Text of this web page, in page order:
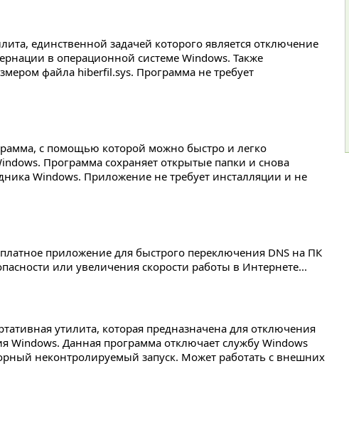
единственной задачей которого является отключение
в операционной системе Windows. Также
файла hiberfil.sys. Программа не требует
с помощью которой можно быстро и легко
Программа сохраняет открытые папки и снова
Windows. Приложение не требует инсталляции и не
приложение для быстрого переключения DNS на ПК
или увеличения скорости работы в Интернете...
утилита, которая предназначена для отключения
Windows. Данная программа отключает службу Windows
неконтролируемый запуск. Может работать с внешних